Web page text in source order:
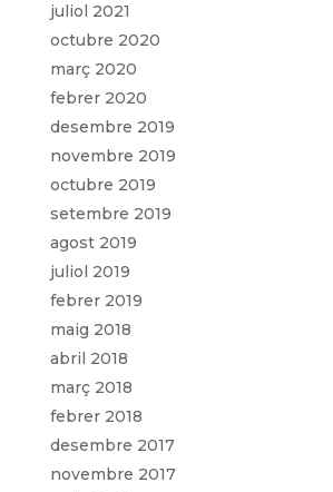
juliol 2021
octubre 2020
març 2020
febrer 2020
desembre 2019
novembre 2019
octubre 2019
setembre 2019
agost 2019
juliol 2019
febrer 2019
maig 2018
abril 2018
març 2018
febrer 2018
desembre 2017
novembre 2017